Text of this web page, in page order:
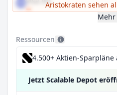
Aristokraten sehen
Mehr
Ressourcen
4.500+ Aktien-Sparpläne
Jetzt Scalable Depot